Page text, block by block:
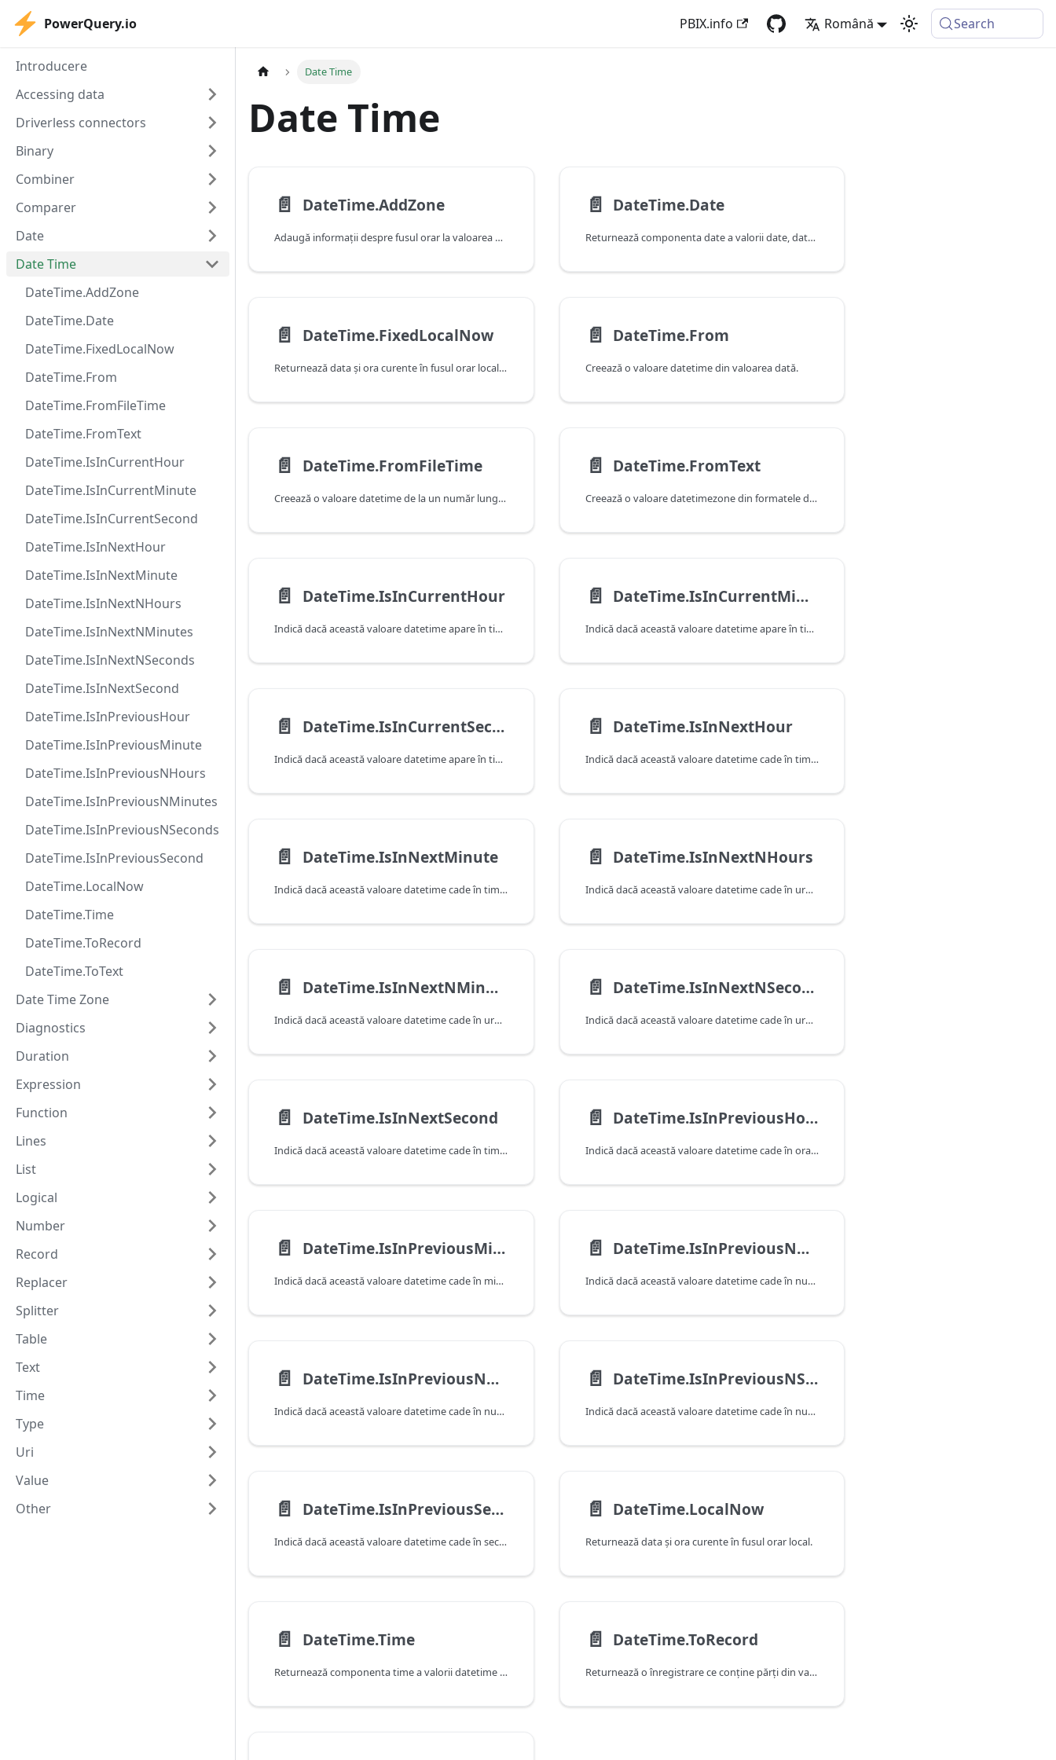
PowerQuery.io PBIX.info Română Search
Introducere
Accessing data
Driverless connectors
Binary
Combiner
Comparer
Date
Date Time
DateTime.AddZone
DateTime.Date
DateTime.FixedLocalNow
DateTime.From
DateTime.FromFileTime
DateTime.FromText
DateTime.IsInCurrentHour
DateTime.IsInCurrentMinute
DateTime.IsInCurrentSecond
DateTime.IsInNextHour
DateTime.IsInNextMinute
DateTime.IsInNextNHours
DateTime.IsInNextNMinutes
DateTime.IsInNextNSeconds
DateTime.IsInNextSecond
DateTime.IsInPreviousHour
DateTime.IsInPreviousMinute
DateTime.IsInPreviousNHours
DateTime.IsInPreviousNMinutes
DateTime.IsInPreviousNSeconds
DateTime.IsInPreviousSecond
DateTime.LocalNow
DateTime.Time
DateTime.ToRecord
DateTime.ToText
Date Time Zone
Diagnostics
Duration
Expression
Function
Lines
List
Logical
Number
Record
Replacer
Splitter
Table
Text
Time
Type
Uri
Value
Other
Date Time
Date Time
📄️ DateTime.AddZone
Adaugă informații despre fusul orar la valoarea datetime.
📄️ DateTime.Date
Returnează componenta date a valorii date, datetime sau datetimezone specificate.
📄️ DateTime.FixedLocalNow
Returnează data şi ora curente în fusul orar local. Această valoare este fixă şi nu se va modifica cu apelurile succesive.
📄️ DateTime.From
Creează o valoare datetime din valoarea dată.
📄️ DateTime.FromFileTime
Creează o valoare datetime de la un număr lung pe 64 de biţi.
📄️ DateTime.FromText
Creează o valoare datetimezone din formatele datetime locale şi universale.
📄️ DateTime.IsInCurrentHour
Indică dacă această valoare datetime apare în timpul orei curente, după cum este determinat de data și ora curente ale sistemului.
📄️ DateTime.IsInCurrentMinute
Indică dacă această valoare datetime apare în timpul minutului curent, după cum este determinat de data și ora curente ale sistemului.
📄️ DateTime.IsInCurrentSecond
Indică dacă această valoare datetime apare în timpul secundei curente, după cum este determinat de data și ora curente ale sistemului.
📄️ DateTime.IsInNextHour
Indică dacă această valoare datetime cade în timpul orei următoare, după cum este determinat de data și ora curente ale sistemului. Rețineți că această funcție va returna false atunci când primește o valoare care cade în ora curentă.
📄️ DateTime.IsInNextMinute
Indică dacă această valoare datetime cade în timpul minutului următor, după cum este determinat de data și ora curente ale sistemului. Rețineți că această funcție va returna false atunci când primește o valoare care cade în minutul curent.
📄️ DateTime.IsInNextNHours
Indică dacă această valoare datetime cade în următorul număr de ore, după cum este determinat de data și ora curente ale sistemului. Rețineți că această funcție va returna false atunci când primește o valoare care cade în ora curentă.
📄️ DateTime.IsInNextNMinutes
Indică dacă această valoare datetime cade în următorul număr de minute, după cum este determinat de data și ora curente ale sistemului. Rețineți că această funcție va returna false atunci când primește o valoare care cade în minutul curent.
📄️ DateTime.IsInNextNSeconds
Indică dacă această valoare datetime cade în următorul număr de secunde, după cum este determinat de data și ora curente ale sistemului. Rețineți că această funcție va returna false atunci când primește o valoare care cade în secunda curentă.
📄️ DateTime.IsInNextSecond
Indică dacă această valoare datetime cade în timpul secundei următoare, după cum este determinat de data și ora curente ale sistemului. Rețineți că această funcție va returna false atunci când primește o valoare care cade în secunda curentă.
📄️ DateTime.IsInPreviousHour
Indică dacă această valoare datetime cade în ora anterioară, după cum este determinat de data și ora curente ale sistemului. Rețineți că această funcție va returna false atunci când primește o valoare care cade în ora curentă.
📄️ DateTime.IsInPreviousMinute
Indică dacă această valoare datetime cade în minutul anterior, după cum este determinat de data și ora curente ale sistemului. Rețineți că această funcție va returna false atunci când primește o valoare care cade în minutul curent.
📄️ DateTime.IsInPreviousNHours
Indică dacă această valoare datetime cade în numărul de ore anterior, după cum este determinat de data și ora curente ale sistemului. Rețineți că această funcție va returna false atunci când primește o valoare care cade în ora curentă.
📄️ DateTime.IsInPreviousNMinutes
Indică dacă această valoare datetime cade în numărul de minute anterior, după cum este determinat de data și ora curente ale sistemului. Rețineți că această funcție va returna false atunci când primește o valoare care cade în minutul curent.
📄️ DateTime.IsInPreviousNSeconds
Indică dacă această valoare datetime cade în numărul de secunde anterior, după cum este determinat de data și ora curente ale sistemului. Rețineți că această funcție va returna false atunci când primește o valoare care cade în secunda curentă.
📄️ DateTime.IsInPreviousSecond
Indică dacă această valoare datetime cade în secunda anterioară, după cum este determinat de data și ora curente ale sistemului. Rețineți că această funcție va returna false atunci când primește o valoare care cade în secunda curentă.
📄️ DateTime.LocalNow
Returnează data şi ora curente în fusul orar local.
📄️ DateTime.Time
Returnează componenta time a valorii datetime date.
📄️ DateTime.ToRecord
Returnează o înregistrare ce conţine părţi din valoarea datetime.